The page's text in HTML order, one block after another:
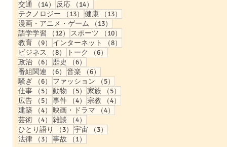
交通
（14） 14件の記事
反応 （14）
テクノロジー
（13） 13件の記事
健康 （13）
漫画・アニメ・ゲーム
（13）
語学学習
（12） 12件の記事
スポーツ （10）
教育
（9） 9件の記事
インターネット （8）
ビジネス
（8） 8件の記事
トーク （6）
政治
（6） 6件の記事
歴史 （6）
番組関連
（6） 6件の記事
音楽 （6）
騒ぎ
（6） 6件の記事
ファッション （5）
仕事
（5） 5件の記事
動物 （5） 5件の記事
家族 （5）
広告
（5） 5件の記事
事件 （4） 4件の記事
宗教 （4）
建築
（4） 4件の記事
映画・ドラマ （4）
芸術
（4） 4件の記事
雑談 （4）
ひとり語り
（3） 3件の記事
宇宙 （3）
法律
（3） 3件の記事
事故 （1）